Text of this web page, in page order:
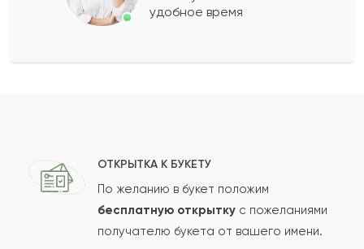
Ваш e-mail
удобное время
ОТКРЫТКА К БУКЕТУ
По желанию в букет положим
бесплатную открытку с пожеланиями
получателю букета от вашего имени.